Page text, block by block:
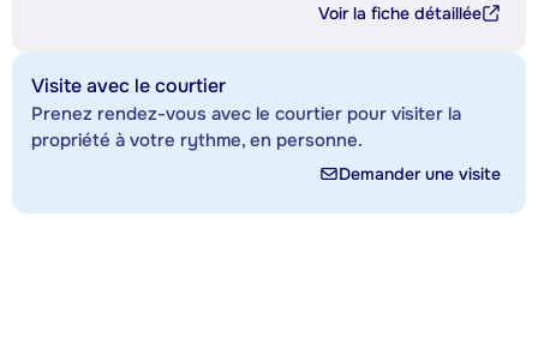
Voir la fiche détaillée
Visite avec le courtier
Prenez rendez-vous avec le courtier pour visiter la
propriété à votre rythme, en personne.
Demander une visite